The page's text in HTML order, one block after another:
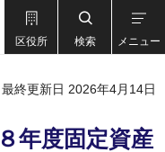
区役所 検索 メニュー
最終更新日 2026年4月14日
年度固定資産